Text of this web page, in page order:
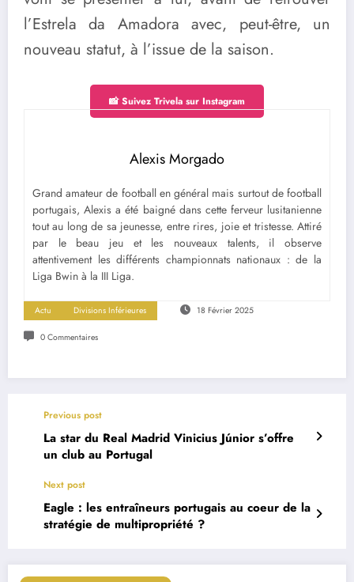
l’Estrela da Amadora avec, peut-être, un
nouveau statut, à l’issue de la saison.
📸 Suivez Trivela sur Instagram
Alexis Morgado
Grand amateur de football en général mais surtout de football
portugais, Alexis a été baigné dans cette ferveur lusitanienne
tout au long de sa jeunesse, entre rires, joie et tristesse. Attiré
par le beau jeu et les nouveaux talents, il observe
attentivement les différents championnats nationaux : de la
Liga Bwin à la III Liga.
Actu Divisions Inférieures 18 Février 2025
0 Commentaires
Previous post
La star du Real Madrid Vinicius Júnior s’offre
un club au Portugal
Next post
Eagle : les entraîneurs portugais au coeur de la
stratégie de multipropriété ?